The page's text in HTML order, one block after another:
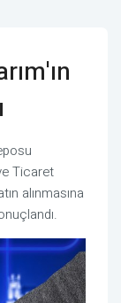
Ticaret
alınmasına